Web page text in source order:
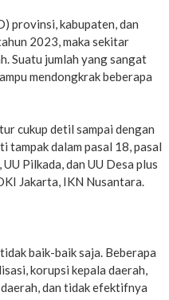
provinsi, kabupaten, dan
2023, maka sekitar
Suatu jumlah yang sangat
mendongkrak beberapa
cukup detil sampai dengan
tampak dalam pasal 18, pasal
Pilkada, dan UU Desa plus
Jakarta, IKN Nusantara.
baik-baik saja. Beberapa
korupsi kepala daerah,
dan tidak efektifnya